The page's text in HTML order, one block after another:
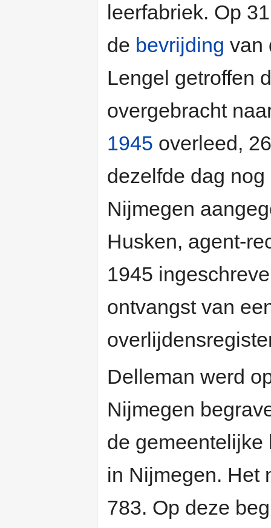
leerfabriek. Op
de bevrijding van
Lengel getroffen
overgebracht
1945 overleed,
dezelfde dag
Nijmegen
Husken, agent-
1945
ontvangst van
Delleman werd
Nijmegen
de gemeentelijke
in Nijmegen. Het
783. Op deze